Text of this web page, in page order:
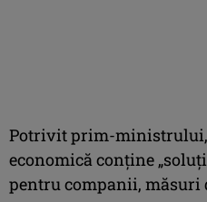
Potrivit prim-ministrului,
economică conţine
pentru companii, măsuri